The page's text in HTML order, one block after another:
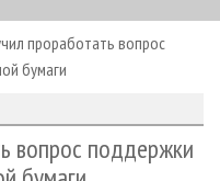
проработать вопрос
бумаги
вопрос поддержки